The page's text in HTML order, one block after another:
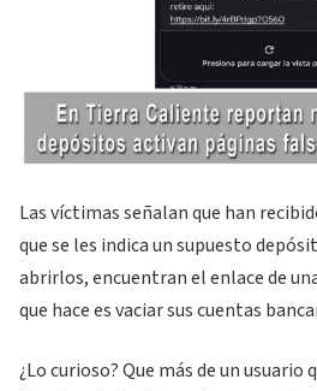
Las víctimas señalan que han
que se les indica un supuesto
abrirlos, encuentran el enlace de
que hace es vaciar sus cuentas
¿Lo curioso? Que más de un usuario